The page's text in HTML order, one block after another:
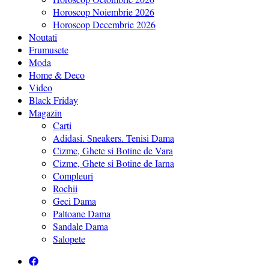
Horoscop Noiembrie 2026
Horoscop Decembrie 2026
Noutati
Frumusete
Moda
Home & Deco
Video
Black Friday
Magazin
Carti
Adidasi. Sneakers. Tenisi Dama
Cizme, Ghete si Botine de Vara
Cizme, Ghete si Botine de Iarna
Compleuri
Rochii
Geci Dama
Paltoane Dama
Sandale Dama
Salopete